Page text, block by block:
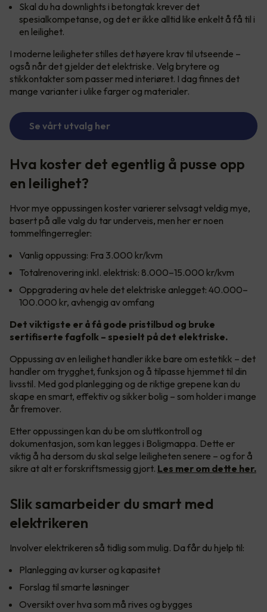
Skal du ha downlights i betongtak krever det
spesialkompetanse, og det er ikke alltid like enkelt å få til i
en leilighet.
I moderne leiligheter stilles det høyere krav til utseende –
også når det gjelder det elektriske. Velg brytere og
stikkontakter som passer med interiøret. I dag finnes det
mange varianter i ulike farger og materialer.
Se vårt utvalg her
Hva koster det egentlig å pusse opp
en leilighet?
Hvor mye oppussingen koster varierer selvsagt veldig mye,
basert på alle valg du tar underveis, men her er noen
tommelfingerregler:
Vanlig oppussing: Fra 3.000 kr/kvm
Totalrenovering inkl. elektrisk: 8.000–15.000 kr/kvm
Oppgradering av hele det elektriske anlegget: 40.000–
100.000 kr, avhengig av omfang
Det viktigste er å få gode pristilbud og bruke
sertifiserte fagfolk – spesielt på det elektriske.
Oppussing av en leilighet handler ikke bare om estetikk – det
handler om trygghet, funksjon og å tilpasse hjemmet til din
livsstil. Med god planlegging og de riktige grepene kan du
skape en smart, effektiv og sikker bolig – som holder i mange
år fremover.
Etter oppussingen kan du be om sluttkontroll og
dokumentasjon, som kan legges i Boligmappa. Dette er
viktig å ha dersom du skal selge leiligheten senere – og for å
sikre at alt er forskriftsmessig gjort. Les mer om dette her.
Slik samarbeider du smart med
elektrikeren
Involver elektrikeren så tidlig som mulig. Da får du hjelp til:
Planlegging av kurser og kapasitet
Forslag til smarte løsninger
Oversikt over hva som må rives og bygges